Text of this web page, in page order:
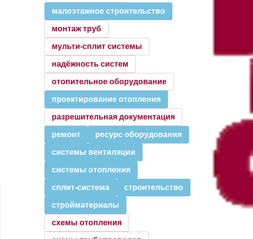
малоэтажное строительство
монтаж труб
мульти-сплит системы
надёжность систем
отопительное оборудование
проектирование отопления
разрешительная документация
ремонт ресурс оборудования
системы вентиляции
системы отопления
сплит-система строительство
стройматериалы
схемы отопления